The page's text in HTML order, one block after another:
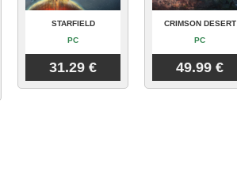
STARFIELD
PC
31.29 €
CRIMSON DESERT
PC
49.99 €